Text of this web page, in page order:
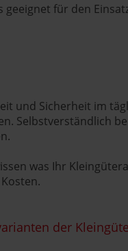
geeignet für den
und Sicherheit im
Selbstverständlich
was Ihr
der